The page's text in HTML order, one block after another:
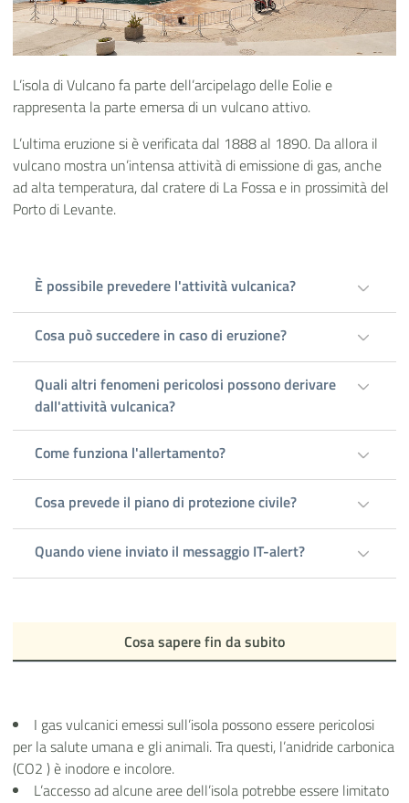
L’isola di Vulcano fa parte dell’arcipelago delle Eolie e
rappresenta la parte emersa di un vulcano attivo.
L’ultima eruzione si è verificata dal 1888 al 1890. Da allora il
vulcano mostra un’intensa attività di emissione di gas, anche
ad alta temperatura, dal cratere di La Fossa e in prossimità del
Porto di Levante.
È possibile prevedere l'attività vulcanica?
Cosa può succedere in caso di eruzione?
Quali altri fenomeni pericolosi possono derivare
dall'attività vulcanica?
Come funziona l'allertamento?
Cosa prevede il piano di protezione civile?
Quando viene inviato il messaggio IT-alert?
Cosa sapere fin da subito
I gas vulcanici emessi sull’isola possono essere pericolosi
per la salute umana e gli animali. Tra questi, l’anidride carbonica
(CO2 ) è inodore e incolore.
L’accesso ad alcune aree dell’isola potrebbe essere limitato